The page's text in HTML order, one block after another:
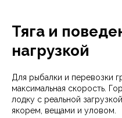
Тяга и
нагрузкой
Для рыбалки и перевозки
максимальная скорость.
лодку с реальной
якорем, вещами и уловом.